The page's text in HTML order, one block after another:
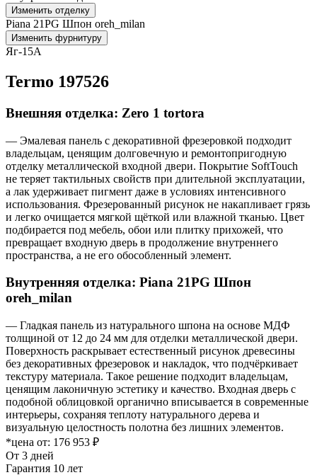
Изменить отделку
Piana 21PG Шпон oreh_milan
Изменить фурнитуру
Яг-15А
Termo 197526
Внешняя отделка: Zero 1 tortora
— Эмалевая панель с декоративной фрезеровкой подходит
владельцам, ценящим долговечную и ремонтопригодную
отделку металлической входной двери. Покрытие SoftTouch
не теряет тактильных свойств при длительной эксплуатации,
а лак удерживает пигмент даже в условиях интенсивного
использования. Фрезерованный рисунок не накапливает грязь
и легко очищается мягкой щёткой или влажной тканью. Цвет
подбирается под мебель, обои или плитку прихожей, что
превращает входную дверь в продолжение внутреннего
пространства, а не его обособленный элемент.
Внутренняя отделка: Piana 21PG Шпон
oreh_milan
— Гладкая панель из натурального шпона на основе МДФ
толщиной от 12 до 24 мм для отделки металлической двери.
Поверхность раскрывает естественный рисунок древесины
без декоративных фрезеровок и накладок, что подчёркивает
текстуру материала. Такое решение подходит владельцам,
ценящим лаконичную эстетику и качество. Входная дверь с
подобной облицовкой органично вписывается в современные
интерьеры, сохраняя теплоту натурального дерева и
визуальную целостность полотна без лишних элементов.
*цена от: 176 953 ₽
От 3 дней
Гарантия 10 лет